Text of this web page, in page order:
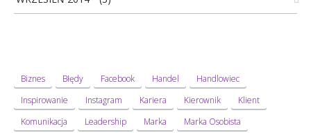
Biznes Błędy Facebook Handel
Handlowiec
Inspirowanie
Instagram Kariera Kierownik
Klient
Komunikacja
Leadership Marka
Marka Osobista